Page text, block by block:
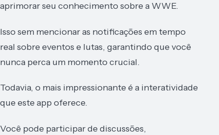
aprimorar seu conhecimento sobre a WWE.
Isso sem mencionar as notificações em tempo
real sobre eventos e lutas, garantindo que você
nunca perca um momento crucial.
Todavia, o mais impressionante é a interatividade
que este app oferece.
Você pode participar de discussões,